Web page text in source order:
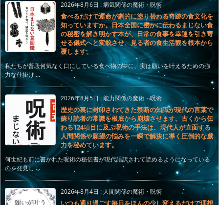
2026年8月6日 :病気関係の魔術・呪術
食べるだけで運命が劇的に塗り替わる奇跡の食文化を
知っていますか。日本全国に密かに伝わるまじない食
の秘密を解き明かす本が、日常の食事を幸運を引き寄
せる儀式へと変貌させ、見る者の食生活観を根本から
覆します。
私たちが普段何気なく口にしている食べ物の中に、実は願いを叶えるための強
力な仕掛け ...
2026年8月5日:能力関係の魔術・呪術
歴史の裏に封印されてきた禁断の知識が現代の言葉で
蘇り読者の常識を根底から崩壊させます。古くから伝
わる124項目に及ぶ呪術の手法は、現代人が直面する
人間関係や願望の悩みを一瞬で解決に導く圧倒的な威
力を秘めています。
何世紀も前に書かれた呪術の秘伝書が現代語訳されて読めるようになっている
のを発見し ...
2026年8月4日 :人間関係の魔術・呪術